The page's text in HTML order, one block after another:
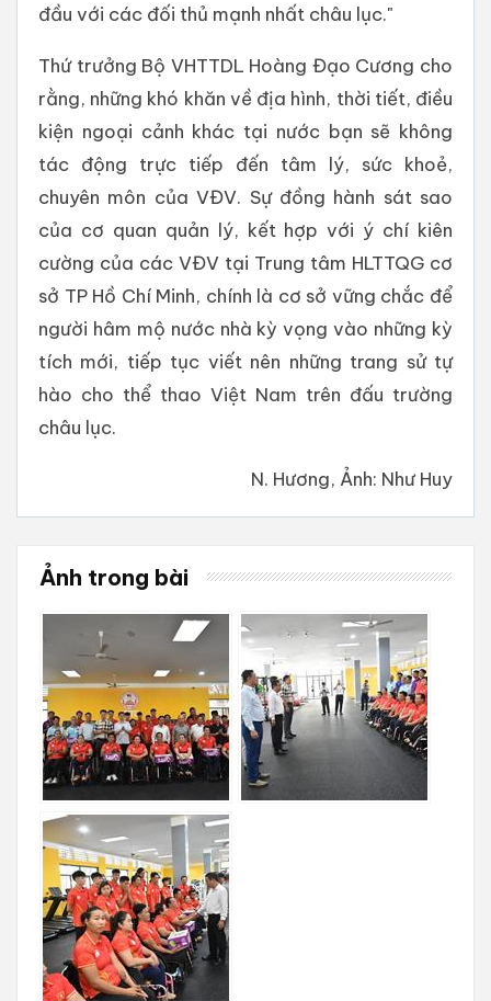
đầu với các đối thủ mạnh nhất châu lục."
Thứ trưởng Bộ VHTTDL Hoàng Đạo Cương cho
rằng, những khó khăn về địa hình, thời tiết, điều
kiện ngoại cảnh khác tại nước bạn sẽ không
tác động trực tiếp đến tâm lý, sức khoẻ,
chuyên môn của VĐV. Sự đồng hành sát sao
của cơ quan quản lý, kết hợp với ý chí kiên
cường của các VĐV tại Trung tâm HLTTQG cơ
sở TP Hồ Chí Minh, chính là cơ sở vững chắc để
người hâm mộ nước nhà kỳ vọng vào những kỳ
tích mới, tiếp tục viết nên những trang sử tự
hào cho thể thao Việt Nam trên đấu trường
châu lục.
N. Hương, Ảnh: Như Huy
Ảnh trong bài